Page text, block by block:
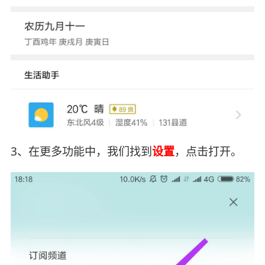
3、在更多功能中，我们找到设置，点击打开。